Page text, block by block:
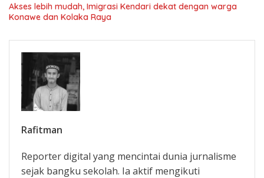
Akses lebih mudah, Imigrasi Kendari dekat dengan warga
Konawe dan Kolaka Raya
Rafitman
Reporter digital yang mencintai dunia jurnalisme
sejak bangku sekolah. Ia aktif mengikuti